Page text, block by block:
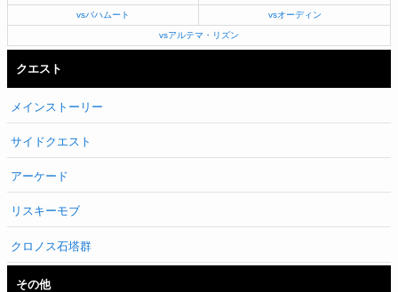
vsバハムート vsオーディン
vsアルテマ・リズン
クエスト
メインストーリー
サイドクエスト
アーケード
リスキーモブ
クロノス石塔群
その他